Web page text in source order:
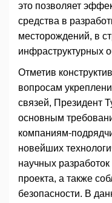
это позволяет
средства в
месторождений, в
инфраструктурных
Отметив
вопросам
связей, Президент
основным
компаниям-
новейших
научных
проекта, а также
безопасности. В